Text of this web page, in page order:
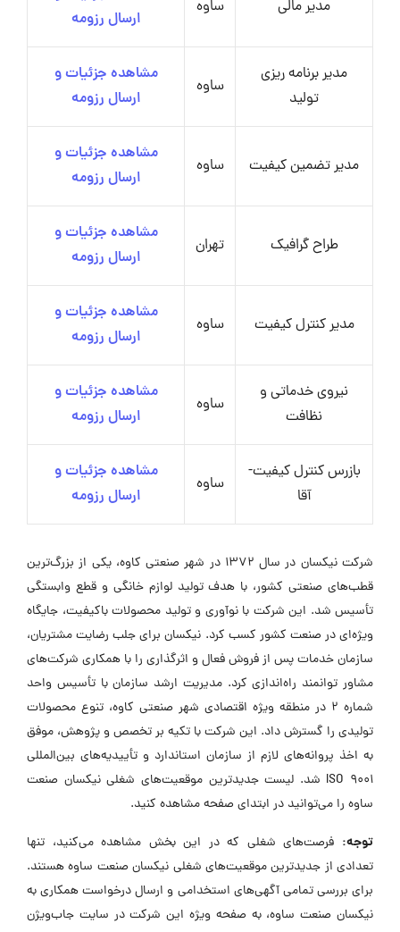
مدیر مالی ساوه
ارسال رزومه
مدیر برنامه ریزی
تولید
ساوه
مشاهده جزئیات و
ارسال رزومه
مدیر تضمین کیفیت ساوه
مشاهده جزئیات و
ارسال رزومه
طراح گرافیک تهران
مشاهده جزئیات و
ارسال رزومه
مدیر کنترل کیفیت ساوه
مشاهده جزئیات و
ارسال رزومه
نیروی خدماتی و
نظافت
ساوه
مشاهده جزئیات و
ارسال رزومه
بازرس کنترل کیفیت-
آقا
ساوه
مشاهده جزئیات و
ارسال رزومه
شرکت نیکسان در سال 1372 در شهر صنعتی کاوه، یکی از بزرگ‌ترین
قطب‌های صنعتی کشور، با هدف تولید لوازم خانگی و قطع وابستگی
تأسیس شد. این شرکت با نوآوری و تولید محصولات باکیفیت، جایگاه
ویژه‌ای در صنعت کشور کسب کرد. نیکسان برای جلب رضایت مشتریان،
سازمان خدمات پس از فروش فعال و اثرگذاری را با همکاری شرکت‌های
مشاور توانمند راه‌اندازی کرد. مدیریت ارشد سازمان با تأسیس واحد
شماره 2 در منطقه ویژه اقتصادی شهر صنعتی کاوه، تنوع محصولات
تولیدی را گسترش داد. این شرکت با تکیه بر تخصص و پژوهش، موفق
به اخذ پروانه‌های لازم از سازمان استاندارد و تأییدیه‌های بین‌المللی
ISO 9001 شد. لیست جدیدترین موقعیت‌های شغلی نیکسان صنعت
ساوه را می‌توانید در ابتدای صفحه مشاهده کنید.
توجه: فرصت‌های شغلی که در این بخش مشاهده می‌کنید، تنها
تعدادی از جدیدترین موقعیت‌های شغلی نیکسان صنعت ساوه هستند.
برای بررسی تمامی آگهی‌های استخدامی و ارسال درخواست همکاری به
نیکسان صنعت ساوه، به صفحه ویژه این شرکت در سایت جاب‌ویژن